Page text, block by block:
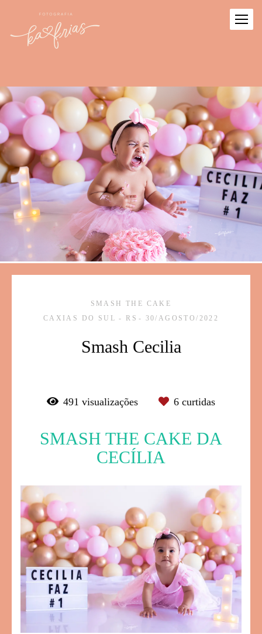
SMASH THE CAKE
CAXIAS DO SUL - RS
30/AGOSTO/2022
Smash Cecilia
491 visualizações 6 curtidas
SMASH THE CAKE DA
CECÍLIA